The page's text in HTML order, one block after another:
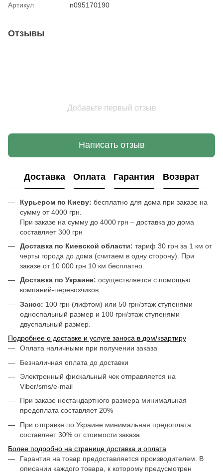
Артикул n095170190
Отзывы
Добавьте первый отзыв
Написать отзыв
Доставка Оплата Гарантия Возврат
Курьером по Киеву: бесплатно для дома при заказе на
сумму от 4000 грн.
При заказе на сумму до 4000 грн – доставка до дома
составляет 300 грн
Доставка по Киевской области: тариф 30 грн за 1 км от
черты города до дома (считаем в одну сторону). При
заказе от 10 000 грн 10 км бесплатно.
Доставка по Украине: осуществляется с помощью
компаний-перевозчиков.
Занос: 100 грн (лифтом) или 50 грн/этаж ступенями
односпальный размер и 100 грн/этаж ступенями
двуспальный размер.
Подробнее о доставке и услуге заноса в дом/квартиру
Оплата наличными при получении заказа
Безналичная оплата до доставки
Электронный фискальный чек отправляется на
Viber/sms/e-mail
При заказе нестандартного размера минимальная
предоплата составляет 20%
При отправке по Украине минимальная предоплата
составляет 30% от стоимости заказа
Более подробно на странице доставка и оплата
Гарантия на товар предоставляется производителем. В
описании каждого товара, к которому предусмотрен